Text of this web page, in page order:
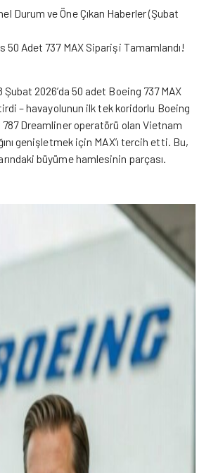
Durum ve Öne Çıkan Haberler (Şubat
Adet 737 MAX Siparişi Tamamlandı!
2026’da 50 adet Boeing 737 MAX
– havayolunun ilk tek koridorlu Boeing
Dreamliner operatörü olan Vietnam
genişletmek için MAX’ı tercih etti. Bu,
büyüme hamlesinin parçası.